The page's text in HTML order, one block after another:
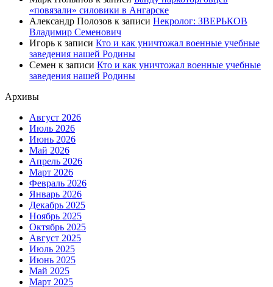
«повязали» силовики в Ангарске
Александр Полозов к записи Некролог: ЗВЕРЬКОВ
Владимир Семенович
Игорь к записи Кто и как уничтожал военные учебные
заведения нашей Родины
Семен к записи Кто и как уничтожал военные учебные
заведения нашей Родины
Архивы
Август 2026
Июль 2026
Июнь 2026
Май 2026
Апрель 2026
Март 2026
Февраль 2026
Январь 2026
Декабрь 2025
Ноябрь 2025
Октябрь 2025
Август 2025
Июль 2025
Июнь 2025
Май 2025
Март 2025